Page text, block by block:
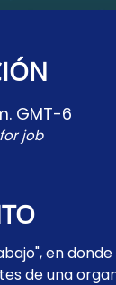
GMT-6
job
en
de una